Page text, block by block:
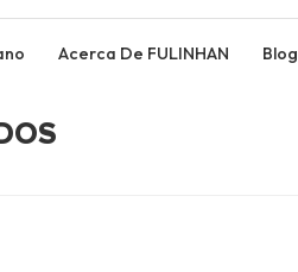
Acerca De FULINHAN Blog